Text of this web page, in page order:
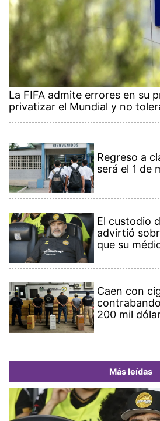
La FIFA admite errores en su
privatizar el Mundial y no
Regreso a
será el 1 de
El custodio
advirtió
que su
Caen con
200 mil
Más leídas